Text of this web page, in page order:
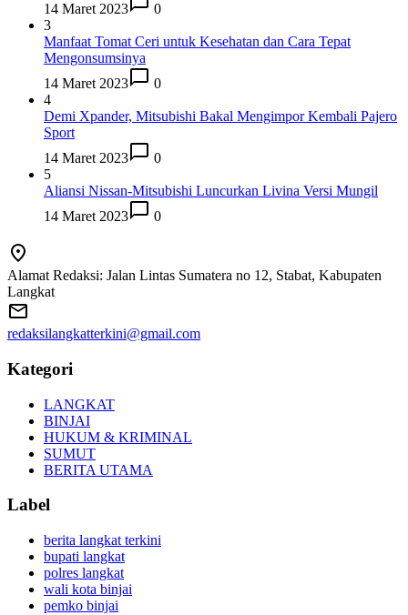
14 Maret 2023
0
3
Manfaat Tomat Ceri untuk Kesehatan dan Cara Tepat
Mengonsumsinya
14 Maret 2023
0
4
Demi Xpander, Mitsubishi Bakal Mengimpor Kembali Pajero
Sport
14 Maret 2023
0
5
Aliansi Nissan-Mitsubishi Luncurkan Livina Versi Mungil
14 Maret 2023
0
Alamat Redaksi: Jalan Lintas Sumatera no 12, Stabat, Kabupaten
Langkat
redaksilangkatterkini@gmail.com
Kategori
LANGKAT
BINJAI
HUKUM & KRIMINAL
SUMUT
BERITA UTAMA
Label
berita langkat terkini
bupati langkat
polres langkat
wali kota binjai
pemko binjai